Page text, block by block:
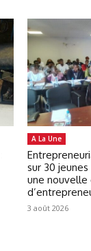
A La Une
sur 30
une nouvelle
3 août 2026